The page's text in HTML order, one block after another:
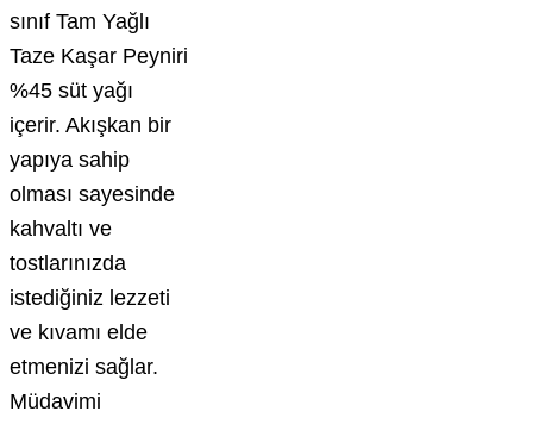
sınıf Tam Yağlı
Taze Kaşar Peyniri
%45 süt yağı
içerir. Akışkan bir
yapıya sahip
olması sayesinde
kahvaltı ve
tostlarınızda
istediğiniz lezzeti
ve kıvamı elde
etmenizi sağlar.
Müdavimi